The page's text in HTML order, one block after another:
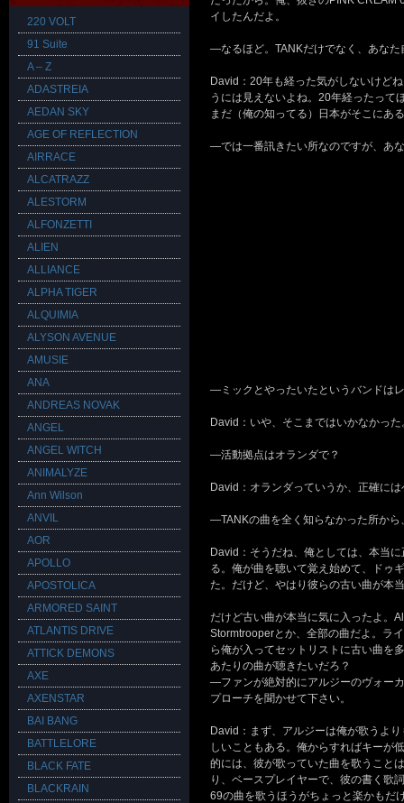
イしたんだよ。
―なるほど。TANKだけでなく、あな
David：20年も経った気がしないけど
うには見えないよね。20年経ったって
まだ（俺の知ってる）日本がそこにあ
―では一番訊きたい所なのですが、あ
―ミックとやったいたというバンドは
David：いや、そこまではいかなかっ
―活動拠点はオランダで？
David：オランダっていうか、正確に
―TANKの曲を全く知らなかった所から
David：そうだね、俺としては、本当
る。俺が曲を聴いて覚え始めて、ドゥ
た。だけど、やはり彼らの古い曲が本
だけど古い曲が本当に気に入ったよ。
Stormtrooperとか、全部の曲だよ。ラ
ら俺が入ってセットリストに古い曲を
あたりの曲が聴きたいだろ？
―ファンが絶対的にアルジーのヴォー
プローチを聞かせて下さい。
David：まず、アルジーは俺が歌うよ
しいこともある。俺からすればキーが
的には、彼が歌っていた曲を歌うこと
り、ベースプレイヤーで、彼の書く歌
69の曲を歌うほうがちょっと楽かも
220 VOLT
91 Suite
A – Z
ADASTREIA
AEDAN SKY
AGE OF REFLECTION
AIRRACE
ALCATRAZZ
ALESTORM
ALFONZETTI
ALIEN
ALLIANCE
ALPHA TIGER
ALQUIMIA
ALYSON AVENUE
AMUSIE
ANA
ANDREAS NOVAK
ANGEL
ANGEL WITCH
ANIMALYZE
Ann Wilson
ANVIL
AOR
APOLLO
APOSTOLICA
ARMORED SAINT
ATLANTIS DRIVE
ATTICK DEMONS
AXE
AXENSTAR
BAI BANG
BATTLELORE
BLACK FATE
BLACKRAIN